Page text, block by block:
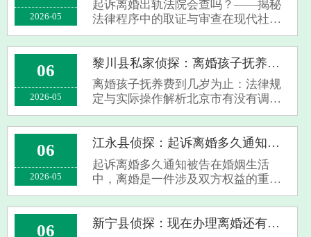
要改正，···
2026-05
起诉离婚出轨法院会查吗？——揭秘
法律程序中的取证与审查在现代社
会，婚姻关系的稳定性受到多方面因
素的影响，其中出轨行为成为导致离
婚案件中常见且敏感的问题之一。许
多当事人在提起离婚诉讼时，不免关
心一个核心···
06
2026-05
黎川县私家侦探：离婚孩子抚养费到几岁为止
离婚孩子抚养费到几岁为止：法律规
定与实际操作解析北京市有没有调查
公司在现代家庭中，离婚已成为常见
现象。伴随而来的一个重要问题便是
子女抚养费的支付期限。许多父母在
面对离婚时，关心“孩子的抚养费到几
岁为止···
06
2026-05
江永县侦探：起诉离婚多久通知被告
起诉离婚多久通知被告在婚姻生活
中，离婚是一件涉及双方权益的重要
法律行为。当一方决定通过起诉方式
解除婚姻关系时，“起诉离婚多久通知
被告”成为许多当事人关心的焦点问
06 新宁县侦探：现在办理离婚还有冷静期吗